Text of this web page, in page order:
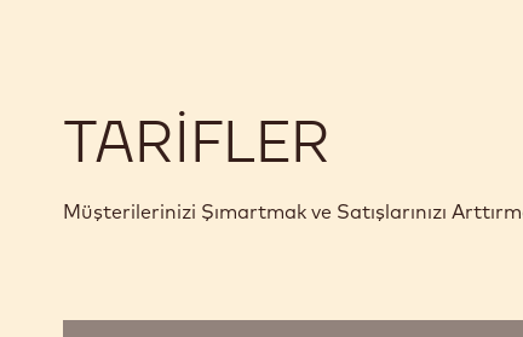
TARIFLER
Müşterilerinizi Şımartmak ve Satışlarınızı